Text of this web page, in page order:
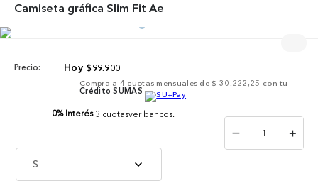
Camiseta gráfica Slim Fit Ae
Precio: $99.900
Compra a 4 cuotas mensuales de $ 30.222,25 con tu
Crédito SUMAS
0% Interés 3 cuotasver bancos.
S
＋
－